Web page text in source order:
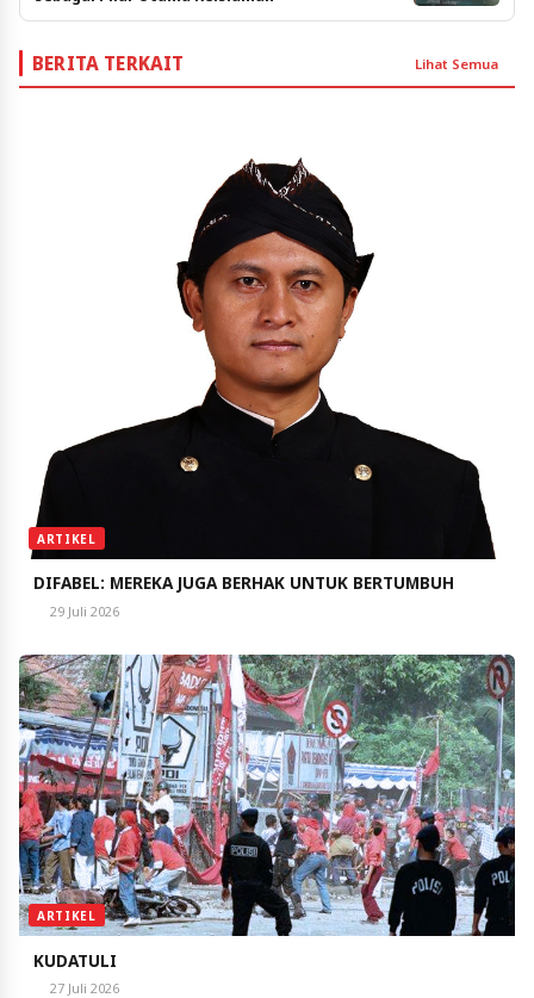
BERITA TERKAIT Lihat Semua
ARTIKEL
DIFABEL: MEREKA JUGA BERHAK UNTUK BERTUMBUH
29 Juli 2026
ARTIKEL
KUDATULI
27 Juli 2026